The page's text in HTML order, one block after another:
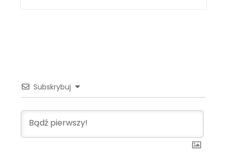
Subskrybuj